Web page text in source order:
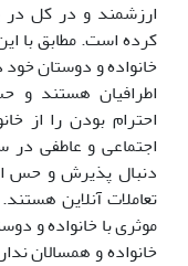
ارزشمند و در کل
کرده است. مطابق با
خانواده و دوستان
اطرافیان هستند
احترام بودن را از
اجتماعی و عاطفی در
دنبال پذیرش و حس
تعاملات آنلاین
موثری با خانواده و
خانواده و همسالان